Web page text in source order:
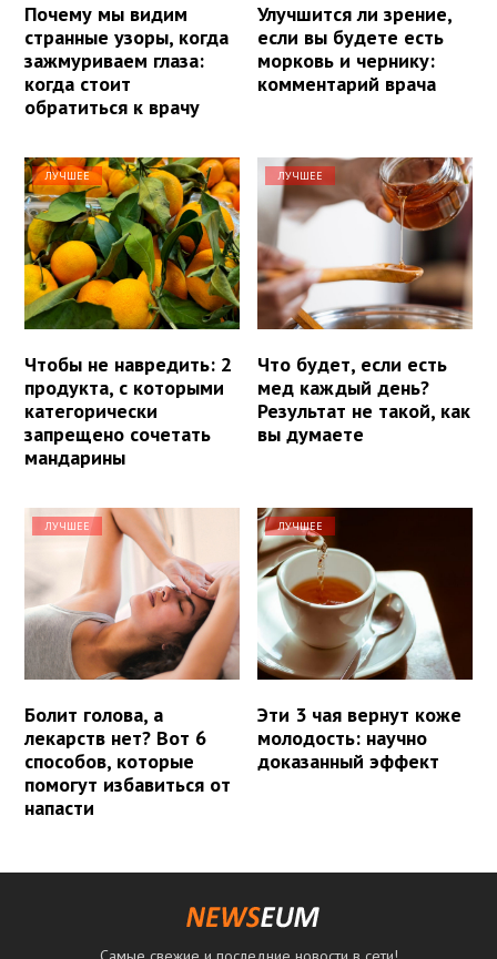
Почему мы видим
странные узоры, когда
зажмуриваем глаза:
когда стоит
обратиться к врачу
Улучшится ли зрение,
если вы будете есть
морковь и чернику:
комментарий врача
ЛУЧШЕЕ
Чтобы не навредить: 2
продукта, с которыми
категорически
запрещено сочетать
мандарины
ЛУЧШЕЕ
Что будет, если есть
мед каждый день?
Результат не такой, как
вы думаете
ЛУЧШЕЕ
Болит голова, а
лекарств нет? Вот 6
способов, которые
помогут избавиться от
напасти
ЛУЧШЕЕ
Эти 3 чая вернут коже
молодость: научно
доказанный эффект